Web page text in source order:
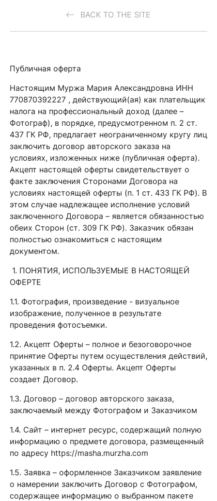
BACK TO THE SITE
Публичная оферта
Настоящим Муржа Мария Александровна ИНН
770870392227 , действующий(ая) как плательщик
налога на профессиональный доход (далее –
Фотограф), в порядке, предусмотренном п. 2 ст.
437 ГК РФ, предлагает неограниченному кругу лиц
заключить договор авторского заказа на
условиях, изложенных ниже (публичная оферта).
Акцепт настоящей оферты свидетельствует о
факте заключения Сторонами Договора на
условиях настоящей оферты (п. 1 ст. 433 ГК РФ). В
этом случае надлежащее исполнение условий
заключенного Договора – является обязанностью
обеих Сторон (ст. 309 ГК РФ). Заказчик обязан
полностью ознакомиться с настоящим
документом.
1. ПОНЯТИЯ, ИСПОЛЬЗУЕМЫЕ В НАСТОЯЩЕЙ
ОФЕРТЕ
1.1. Фотография, произведение - визуальное
изображение, полученное в результате
проведения фотосъемки.
1.2. Акцепт Оферты – полное и безоговорочное
принятие Оферты путем осуществления действий,
указанных в п. 2.4 Оферты. Акцепт Оферты
создает Договор.
1.3. Договор – договор авторского заказа,
заключаемый между Фотографом и Заказчиком
1.4. Сайт – интернет ресурс, содержащий полную
информацию о предмете договора, размещенный
по адресу https://masha.murzha.com
1.5. Заявка – оформленное Заказчиком заявление
о намерении заключить Договор с Фотографом,
содержащее информацию о выбранном пакете